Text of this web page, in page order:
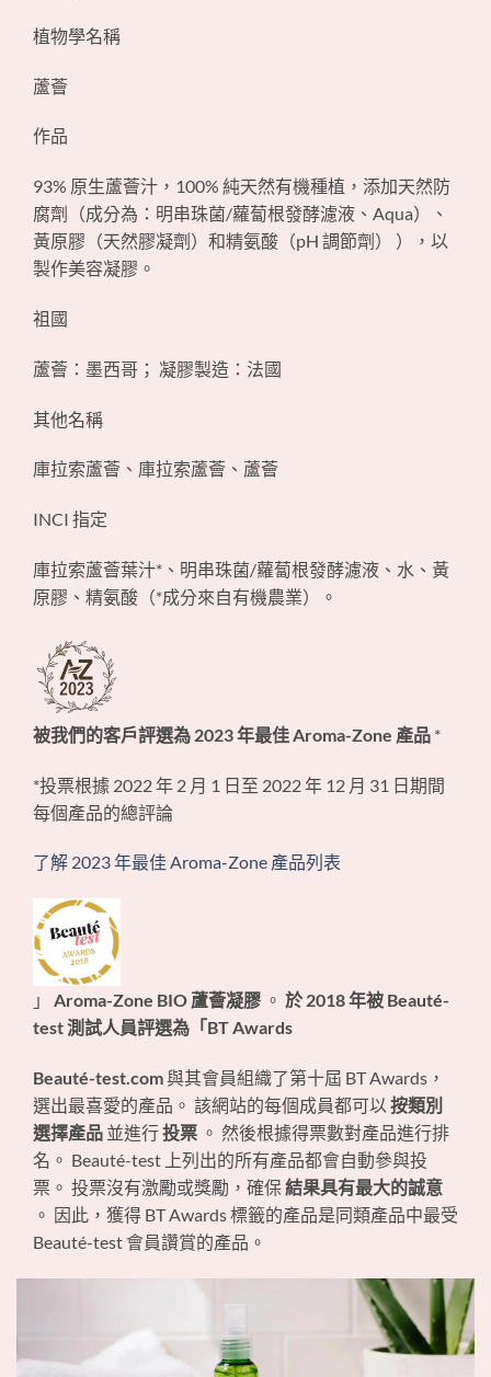
植物學名稱
蘆薈
作品
93% 原生蘆薈汁，100% 純天然有機種植，添加天然防
腐劑（成分為：明串珠菌/蘿蔔根發酵濾液、Aqua）、
黃原膠（天然膠凝劑）和精氨酸（pH 調節劑） ），以
製作美容凝膠。
祖國
蘆薈：墨西哥； 凝膠製造：法國
其他名稱
庫拉索蘆薈、庫拉索蘆薈、蘆薈
INCI 指定
庫拉索蘆薈葉汁*、明串珠菌/蘿蔔根發酵濾液、水、黃
原膠、精氨酸（*成分來自有機農業）。
被我們的客戶評選為 2023 年最佳 Aroma-Zone 產品 *
*投票根據 2022 年 2 月 1 日至 2022 年 12 月 31 日期間
每個產品的總評論
了解 2023 年最佳 Aroma-Zone 產品列表
」 Aroma-Zone BIO 蘆薈凝膠 。 於 2018 年被 Beauté-
test 測試人員評選為「BT Awards
Beauté-test.com與其會員組織了第十屆 BT Awards，
選出最喜愛的產品。 該網站的每個成員都可以 按類別
選擇產品 並進行投票 。 然後根據得票數對產品進行排
名。 Beauté-test 上列出的所有產品都會自動參與投
票。 投票沒有激勵或獎勵，確保結果具有最大的誠意
。 因此，獲得 BT Awards 標籤的產品是同類產品中最受
Beauté-test 會員讚賞的產品。